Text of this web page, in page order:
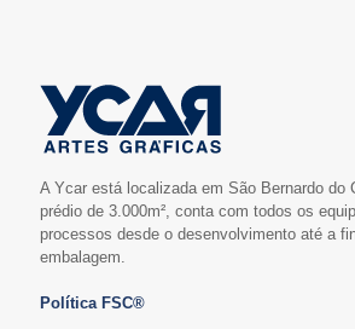
A Ycar está localizada em São Bernardo do
prédio de 3.000m², conta com todos os
processos desde o desenvolvimento até a
embalagem.
Política FSC®